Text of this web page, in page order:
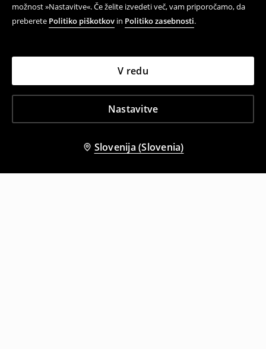
možnost »Nastavitve«. Če želite izvedeti več, vam priporočamo, da
preberete Politiko piškotkov in Politiko zasebnosti.
Nastavitve
V redu
Slovenija (Slovenia)